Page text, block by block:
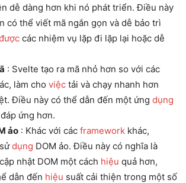
dễ dàng hơn khi nó phát triển. Điều này
có thể viết mã ngắn gọn và dễ bảo trì
các nhiệm vụ lặp đi lặp lại hoặc dễ
: Svelte tạo ra mã nhỏ hơn so với các
làm cho việc tải và chạy nhanh hơn
Điều này có thể dẫn đến một ứng dụng
ứng hơn.
ảo : Khác với các framework khác,
dụng DOM ảo. Điều này có nghĩa là
nhật DOM một cách hiệu quả hơn,
dẫn đến hiệu suất cải thiện trong một số